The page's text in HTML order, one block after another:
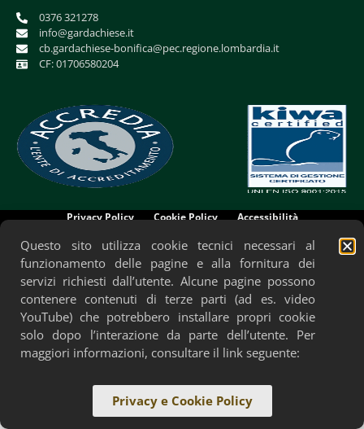
0376 321278
info@gardachiese.it
cb.gardachiese-bonifica@pec.regione.lombardia.it
CF: 01706580204
Privacy Policy Cookie Policy Accessibilità
Questo sito utilizza cookie tecnici necessari al
funzionamento delle pagine e alla fornitura dei
servizi richiesti dall’utente. Alcune pagine possono
contenere contenuti di terze parti (ad es. video
YouTube) che potrebbero installare propri cookie
solo dopo l’interazione da parte dell’utente. Per
maggiori informazioni, consultare il link seguente:
Privacy e Cookie Policy